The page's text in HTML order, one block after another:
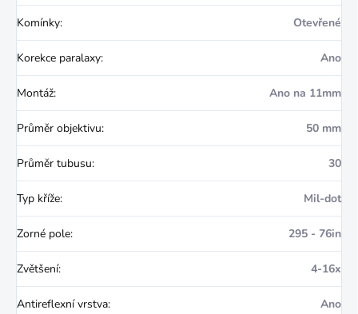
Komínky: Otevřené
Korekce paralaxy: Ano
Montáž: Ano na 11mm
Průměr objektivu: 50 mm
Průměr tubusu: 30
Typ kříže: Mil-dot
Zorné pole: 295 - 76in
Zvětšení: 4-16x
Antireflexní vrstva: Ano